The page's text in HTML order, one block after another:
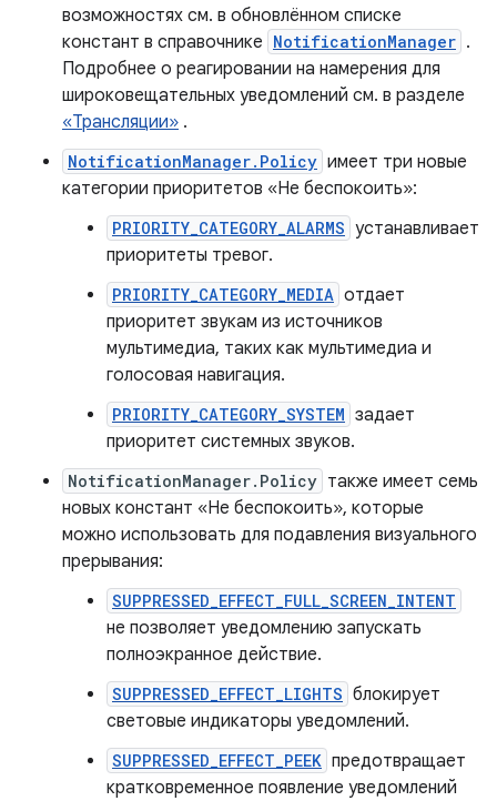
возможностях см. в обновлённом списке
констант в справочнике NotificationManager .
Подробнее о реагировании на намерения для
широковещательных уведомлений см. в разделе
«Трансляции» .
NotificationManager.Policy имеет три новые
категории приоритетов «Не беспокоить»:
PRIORITY_CATEGORY_ALARMS устанавливает
приоритеты тревог.
PRIORITY_CATEGORY_MEDIA отдает
приоритет звукам из источников
мультимедиа, таких как мультимедиа и
голосовая навигация.
PRIORITY_CATEGORY_SYSTEM задает
приоритет системных звуков.
NotificationManager.Policy также имеет семь
новых констант «Не беспокоить», которые
можно использовать для подавления визуального
прерывания:
SUPPRESSED_EFFECT_FULL_SCREEN_INTENT
не позволяет уведомлению запускать
полноэкранное действие.
SUPPRESSED_EFFECT_LIGHTS блокирует
световые индикаторы уведомлений.
SUPPRESSED_EFFECT_PEEK предотвращает
кратковременное появление уведомлений